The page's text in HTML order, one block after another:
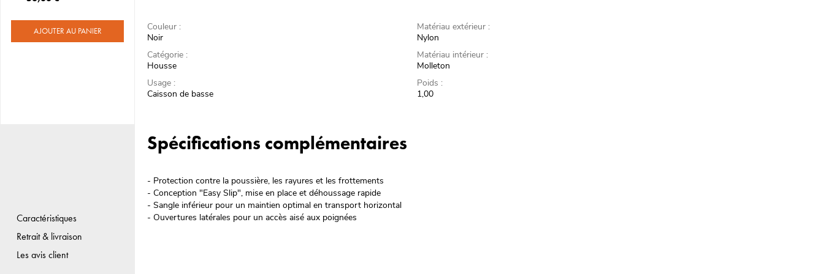
AJOUTER AU PANIER
Caractéristiques
Retrait & livraison
Les avis client
Couleur :
Noir
Catégorie :
Housse
Usage :
Caisson de basse
Matériau extérieur :
Nylon
Matériau intérieur :
Molleton
Poids :
1,00
Spécifications complémentaires
- Protection contre la poussière, les rayures et les frottements
- Conception "Easy Slip", mise en place et déhoussage rapide
- Sangle inférieur pour un maintien optimal en transport horizontal
- Ouvertures latérales pour un accès aisé aux poignées